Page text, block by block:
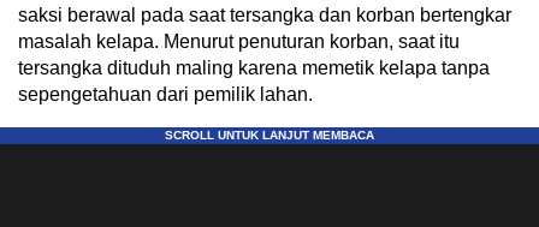
saksi berawal pada saat tersangka dan korban bertengkar
masalah kelapa. Menurut penuturan korban, saat itu
tersangka dituduh maling karena memetik kelapa tanpa
sepengetahuan dari pemilik lahan.